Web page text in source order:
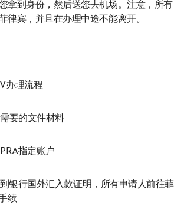
拿到身份，然后送您去机场。注意，所有
律宾，并且在办理中途不能离开。
办理流程
要的文件材料
指定账户
银行国外汇入款证明，所有申请人前往菲
续